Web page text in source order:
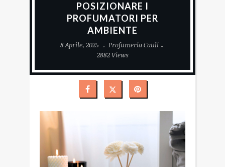
POSIZIONARE I
PROFUMATORI PER
AMBIENTE
8 Aprile, 2025
Profumeria Cauli
2882 Views